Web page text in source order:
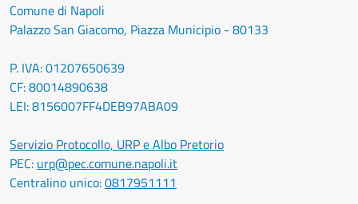
Comune di Napoli
Palazzo San Giacomo, Piazza Municipio - 80133
P. IVA: 01207650639
CF: 80014890638
LEI: 8156007FF4DEB97ABA09
Servizio Protocollo, URP e Albo Pretorio
PEC: urp@pec.comune.napoli.it
Centralino unico:0817951111